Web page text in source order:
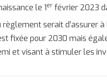
le 1er février 2023
serait d’assurer à
fixée pour 2030 mais
et visant à stimuler les